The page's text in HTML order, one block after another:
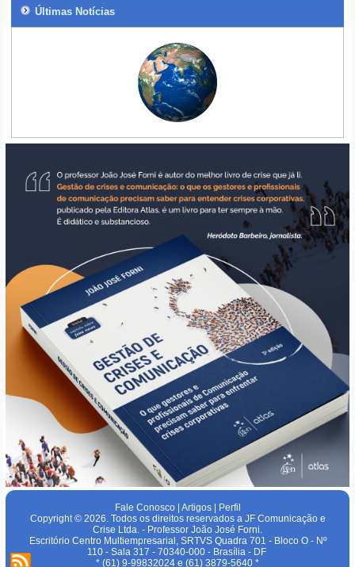
Últimas Notícias
Fale Conosco| Artigos|
Perfil
Copyright © 2026. Todos os direitos reservados a JF Comunicação e
Crise Ltda. - Professor João José Forni.
Escritório Centro Multiempresarial, SRTVS Quadra 701 - Bloco O - Nº
110 - Sala 317 - 70340-000 - Brasília - DF
* (61) 9-99832024 e (61) 3879-5640 *